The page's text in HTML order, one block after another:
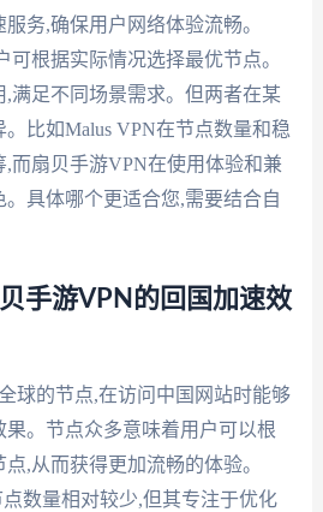
务,确保用户网络体验流畅。
可根据实际情况选择最优节点。
,满足不同场景需求。但两者在某
比如Malus VPN在节点数量和稳
而扇贝手游VPN在使用体验和兼
具体哪个更适合您,需要结合自
手游VPN的回国加速效
球的节点,在访问中国网站时能够
。节点众多意味着用户可以根
,从而获得更加流畅的体验。
数量相对较少,但其专注于优化